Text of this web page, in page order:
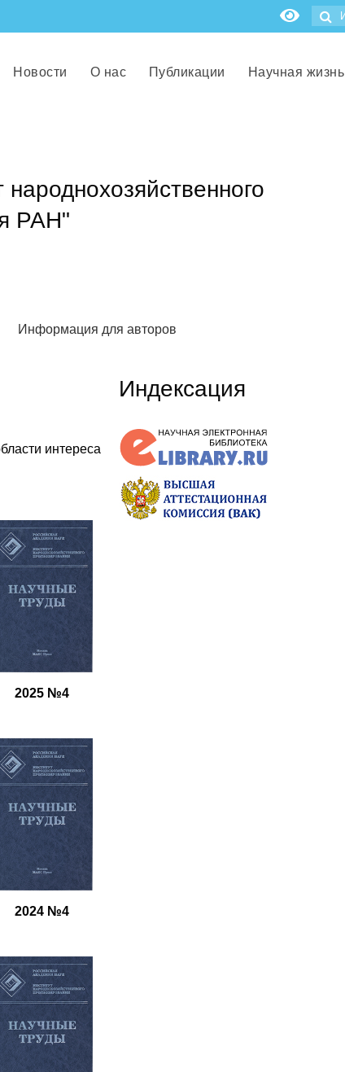
Новости О нас Публикации Научная жизнь
РАН"
Информация для авторов
интереса
2025 №4
2024 №4
Индексация